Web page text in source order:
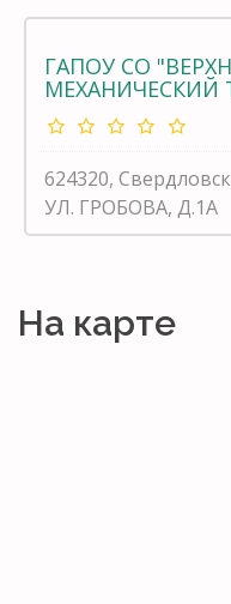
ГАПОУ СО
МЕХАНИЧЕСКИЙ
624320,
УЛ. ГРОБОВА, Д.1А
На карте